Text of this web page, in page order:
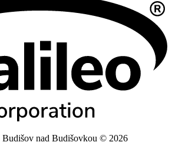
nad Budišovkou © 2026